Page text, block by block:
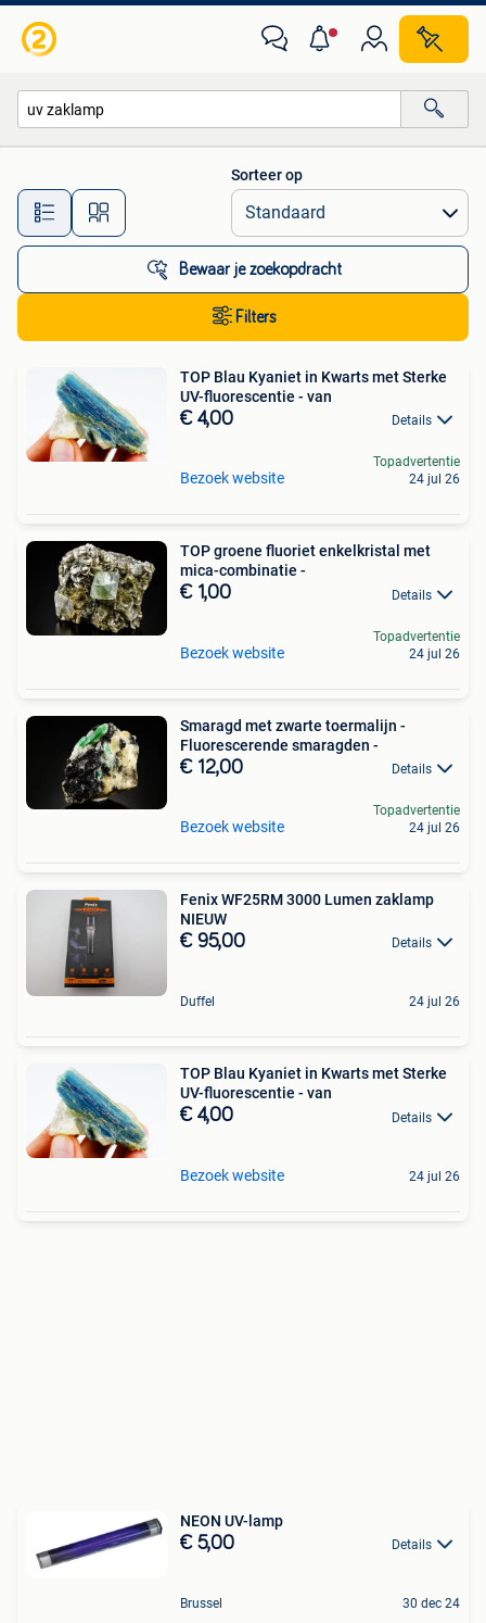
Alle afstanden…
Sorteer op
Bewaar je zoekopdracht
Filters
TOP Blau Kyaniet in Kwarts met Sterke
UV-fluorescentie - van
€ 4,00 Details
Bezoek website
Topadvertentie
24 jul 26
TOP groene fluoriet enkelkristal met
mica-combinatie -
€ 1,00 Details
Bezoek website
Topadvertentie
24 jul 26
Smaragd met zwarte toermalijn -
Fluorescerende smaragden -
€ 12,00 Details
Bezoek website
Topadvertentie
24 jul 26
Fenix WF25RM 3000 Lumen zaklamp
NIEUW
€ 95,00 Details
Duffel 24 jul 26
TOP Blau Kyaniet in Kwarts met Sterke
UV-fluorescentie - van
€ 4,00 Details
Bezoek website 24 jul 26
NEON UV-lamp
€ 5,00 Details
Brussel 30 dec 24